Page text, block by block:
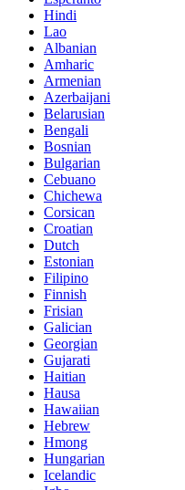
Hindi
Lao
Albanian
Amharic
Armenian
Azerbaijani
Belarusian
Bengali
Bosnian
Bulgarian
Cebuano
Chichewa
Corsican
Croatian
Dutch
Estonian
Filipino
Finnish
Frisian
Galician
Georgian
Gujarati
Haitian
Hausa
Hawaiian
Hebrew
Hmong
Hungarian
Icelandic